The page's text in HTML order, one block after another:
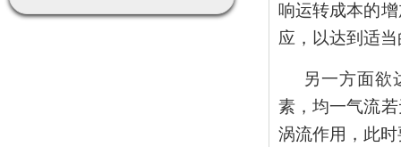
响运转成本的
应，以达到适
另一方面欲
素，均一气流
涡流作用，此